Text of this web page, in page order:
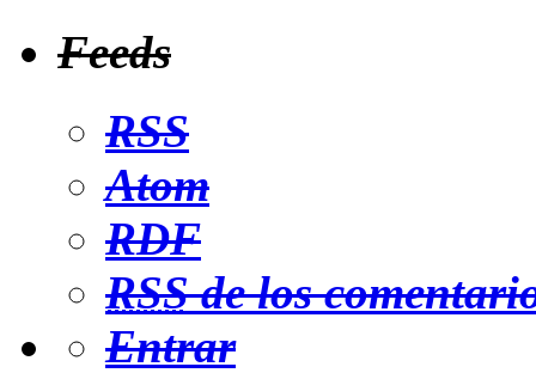
Feeds
RSS
Atom
RDF
RSSde los
Entrar